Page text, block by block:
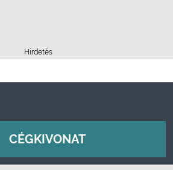
Hirdetés
CÉGKIVONAT